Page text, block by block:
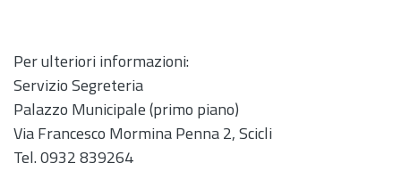
Per ulteriori informazioni:
Servizio Segreteria
Palazzo Municipale (primo piano)
Via Francesco Mormina Penna 2, Scicli
Tel. 0932 839264